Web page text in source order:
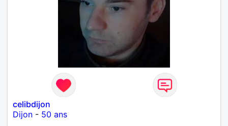
celibdijon
Dijon - 50 ans